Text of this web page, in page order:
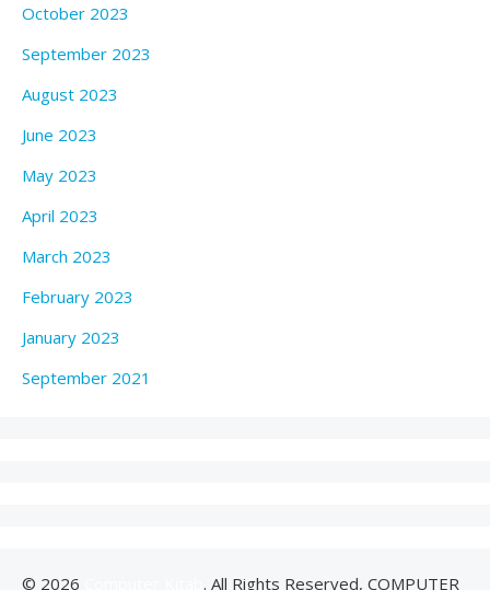
October 2023
September 2023
August 2023
June 2023
May 2023
April 2023
March 2023
February 2023
January 2023
September 2021
© 2026 . All Rights Reserved, COMPUTER